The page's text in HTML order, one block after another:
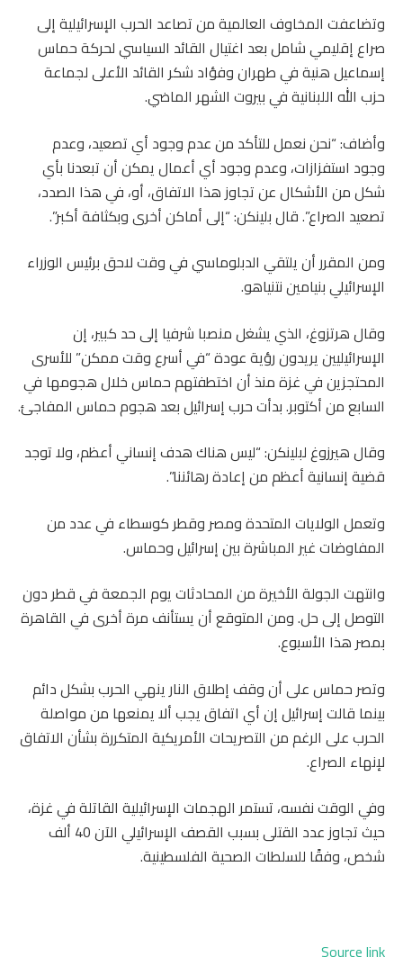
وتضاعفت المخاوف العالمية من تصاعد الحرب الإسرائيلية إلى
صراع إقليمي شامل بعد اغتيال القائد السياسي لحركة حماس
إسماعيل هنية في طهران وفؤاد شكر القائد الأعلى لجماعة
حزب الله اللبنانية في بيروت الشهر الماضي.
وأضاف: “نحن نعمل للتأكد من عدم وجود أي تصعيد، وعدم
وجود استفزازات، وعدم وجود أي أعمال يمكن أن تبعدنا بأي
شكل من الأشكال عن تجاوز هذا الاتفاق، أو، في هذا الصدد،
تصعيد الصراع”. قال بلينكن: “إلى أماكن أخرى وبكثافة أكبر”.
ومن المقرر أن يلتقي الدبلوماسي في وقت لاحق برئيس الوزراء
الإسرائيلي بنيامين نتنياهو.
وقال هرتزوغ، الذي يشغل منصبا شرفيا إلى حد كبير، إن
الإسرائيليين يريدون رؤية عودة “في أسرع وقت ممكن” للأسرى
المحتجزين في غزة منذ أن اختطفتهم حماس خلال هجومها في
السابع من أكتوبر. بدأت حرب إسرائيل بعد هجوم حماس المفاجئ.
وقال هيرزوغ لبلينكن: “ليس هناك هدف إنساني أعظم، ولا توجد
قضية إنسانية أعظم من إعادة رهائننا”.
وتعمل الولايات المتحدة ومصر وقطر كوسطاء في عدد من
المفاوضات غير المباشرة بين إسرائيل وحماس.
وانتهت الجولة الأخيرة من المحادثات يوم الجمعة في قطر دون
التوصل إلى حل. ومن المتوقع أن يستأنف مرة أخرى في القاهرة
بمصر هذا الأسبوع.
وتصر حماس على أن وقف إطلاق النار ينهي الحرب بشكل دائم
بينما قالت إسرائيل إن أي اتفاق يجب ألا يمنعها من مواصلة
الحرب على الرغم من التصريحات الأمريكية المتكررة بشأن الاتفاق
لإنهاء الصراع.
وفي الوقت نفسه، تستمر الهجمات الإسرائيلية القاتلة في غزة،
حيث تجاوز عدد القتلى بسبب القصف الإسرائيلي الآن 40 ألف
شخص، وفقًا للسلطات الصحية الفلسطينية.
Source link